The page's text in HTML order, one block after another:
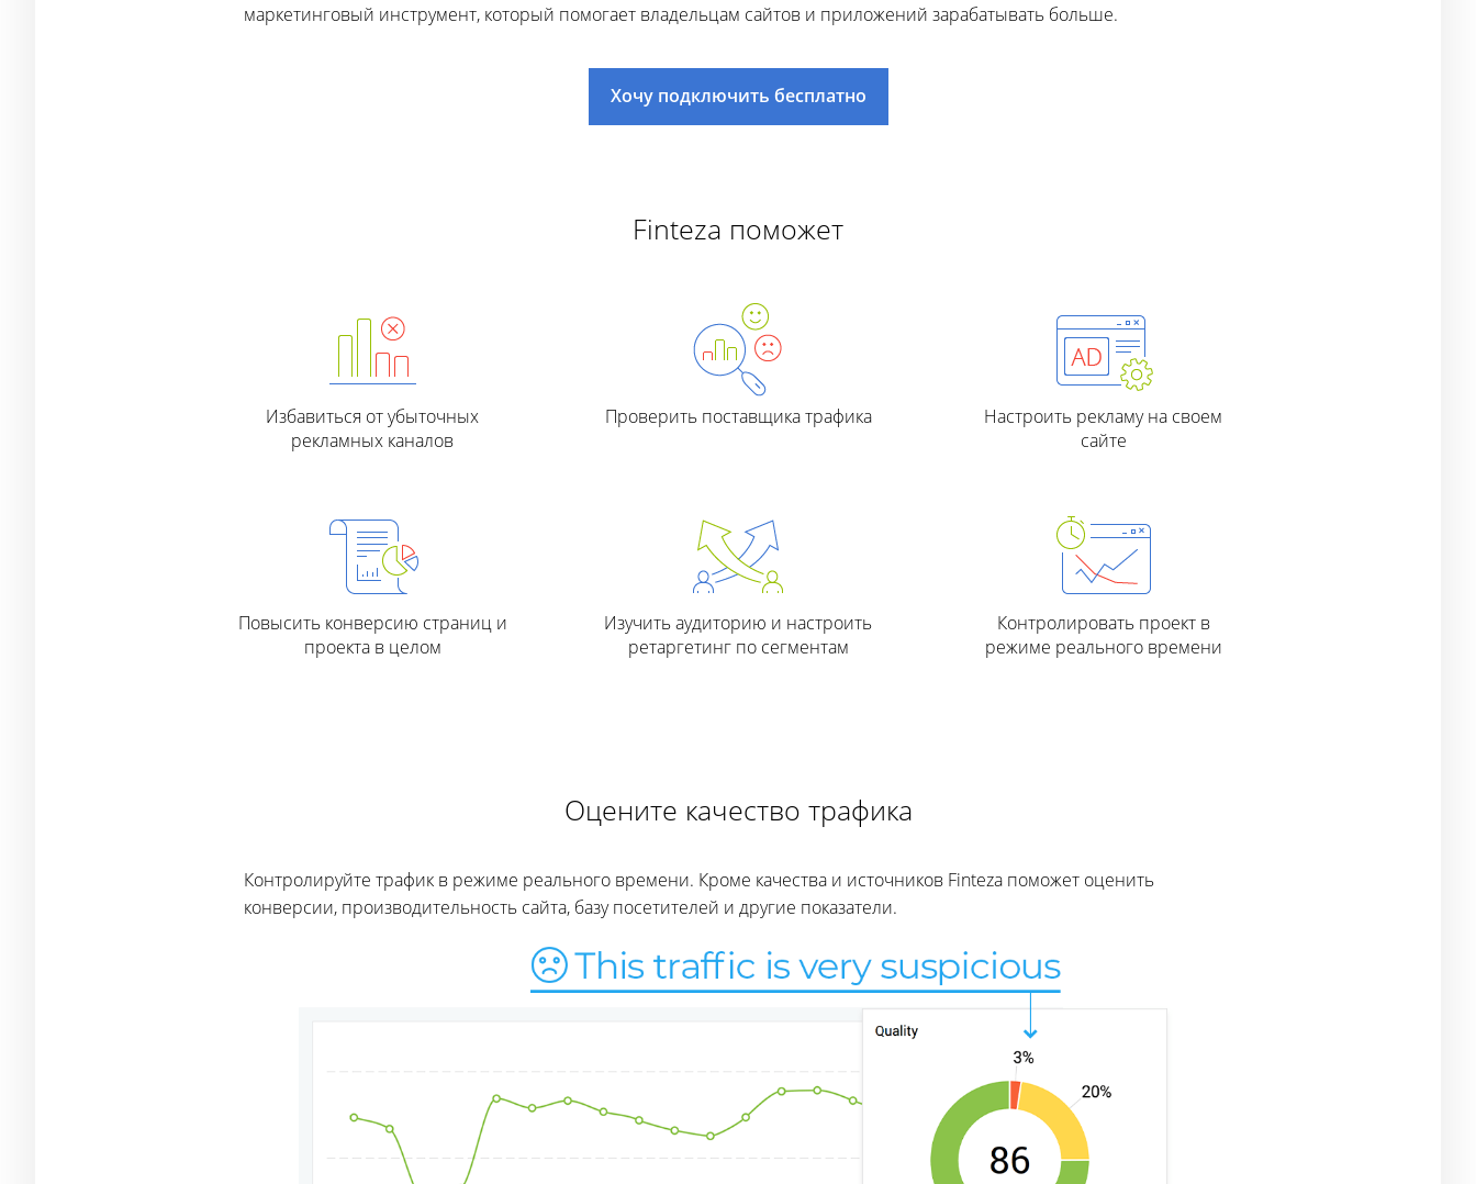
маркетинговый инструмент, который помогает владельцам сайтов и приложений зарабатывать больше.
Хочу подключить бесплатно
Finteza поможет
Избавиться от убыточных
рекламных каналов
Проверить поставщика трафика
Настроить рекламу на своем
сайте
Повысить конверсию страниц и
проекта в целом
Изучить аудиторию и настроить
ретаргетинг по сегментам
Контролировать проект в
режиме реального времени
Оцените качество трафика
Контролируйте трафик в режиме реального времени. Кроме качества и источников Finteza поможет оценить
конверсии, производительность сайта, базу посетителей и другие показатели.